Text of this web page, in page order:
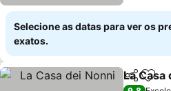
Selecione as datas para ver os
exatos.
Partilhar
La Casa